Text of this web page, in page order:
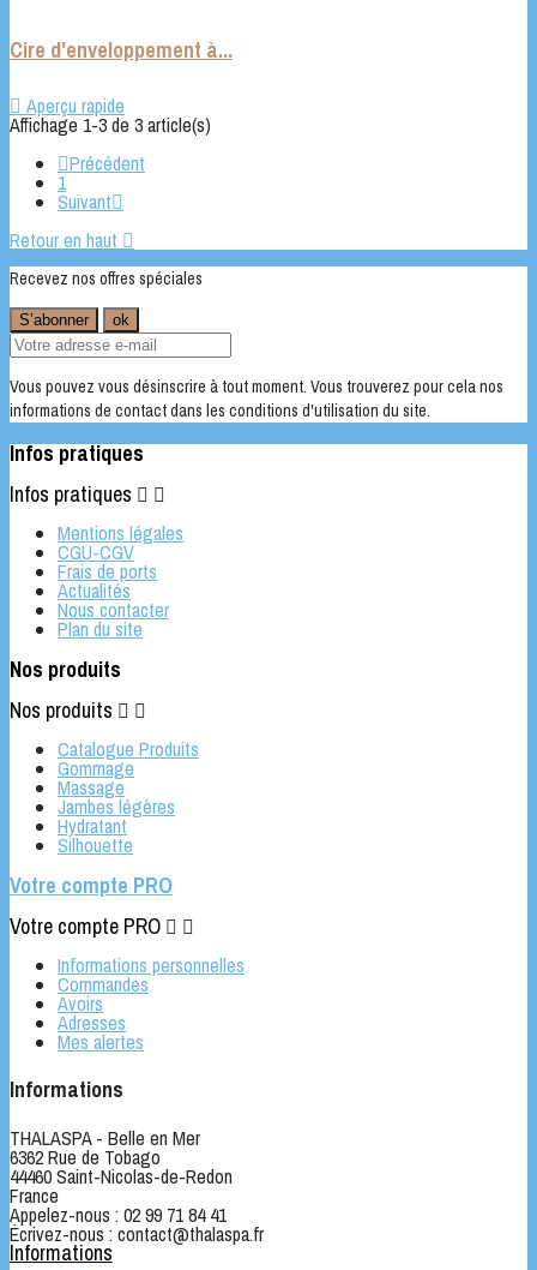
Cire d'enveloppement à...
 Aperçu rapide
Affichage 1-3 de 3 article(s)
Précédent
1
Suivant
Retour en haut 
Recevez nos offres spéciales
Vous pouvez vous désinscrire à tout moment. Vous trouverez pour cela nos
informations de contact dans les conditions d'utilisation du site.
Infos pratiques
Infos pratiques  
Mentions légales
CGU-CGV
Frais de ports
Actualités
Nous contacter
Plan du site
Nos produits
Nos produits  
Catalogue Produits
Gommage
Massage
Jambes légères
Hydratant
Silhouette
Votre compte PRO
Votre compte PRO  
Informations personnelles
Commandes
Avoirs
Adresses
Mes alertes
Informations
THALASPA - Belle en Mer
6362 Rue de Tobago
44460 Saint-Nicolas-de-Redon
France
Appelez-nous : 02 99 71 84 41
Écrivez-nous : contact@thalaspa.fr
Informations